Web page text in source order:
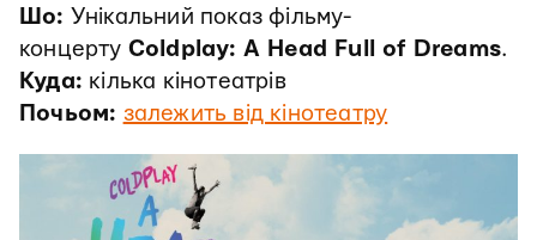
Шо: Унікальний показ фільму-
концерту Coldplay: A Head Full of Dreams.
Куда: кілька кінотеатрів
Почьом: залежить від кінотеатру